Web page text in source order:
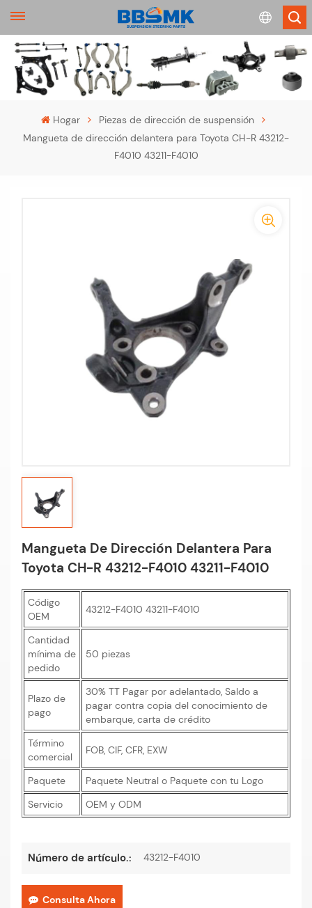
English
français
Deutsch
Hogar
Piezas de dirección de suspensión
Mangueta de dirección delantera para Toyota CH-R 43212-
F4010 43211-F4010
Mangueta De Dirección Delantera Para
Toyota CH-R 43212-F4010 43211-F4010
Código
OEM
43212-F4010 43211-F4010
Cantidad
mínima de
pedido
50 piezas
Plazo de
pago
30% TT Pagar por adelantado, Saldo a
pagar contra copia del conocimiento de
embarque, carta de crédito
Término
comercial
FOB, CIF, CFR, EXW
Paquete
Paquete Neutral o Paquete con tu Logo
Servicio
OEM y ODM
Número de artículo.: 43212-F4010
Consulta Ahora